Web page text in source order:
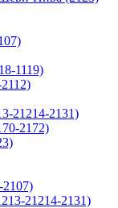
1119)
21214-2131)
2172)
21214-2131)